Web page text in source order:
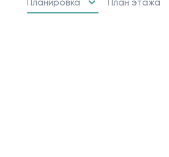
Планировка План этажа